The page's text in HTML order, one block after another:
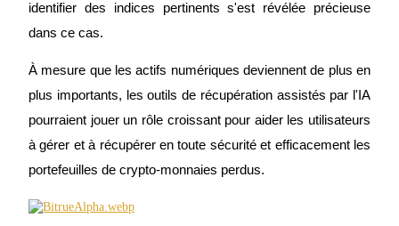
Partenaires Bitrue
identifier des indices pertinents s'est révélée précieuse
dans ce cas.
À mesure que les actifs numériques deviennent de plus en
plus importants, les outils de récupération assistés par l'IA
pourraient jouer un rôle croissant pour aider les utilisateurs
à gérer et à récupérer en toute sécurité et efficacement les
portefeuilles de crypto-monnaies perdus.